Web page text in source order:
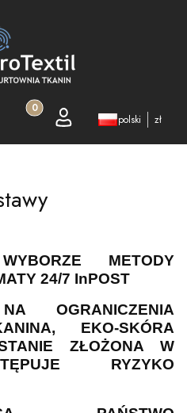
Produkty w koszyku: 0. Zobacz
Koszyk Zaloguj się polski zł
METODY
24/7 InPOST
OGRANICZENIA
EKO-SKÓRA
ZŁOŻONA W
RYZYKO